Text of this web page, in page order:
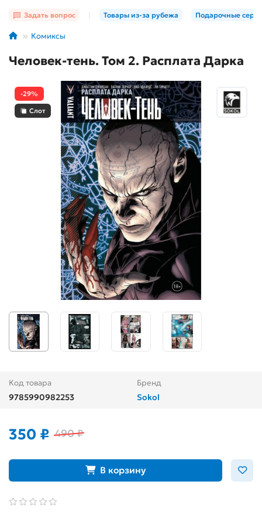
Задать вопрос Товары из-за рубежа Подарочные
Комиксы
Человек-тень. Том 2. Расплата Дарка
-29%
Слот
Код товара
9785990982253
Бренд
Sokol
350 ₽ 490 ₽
В корзину